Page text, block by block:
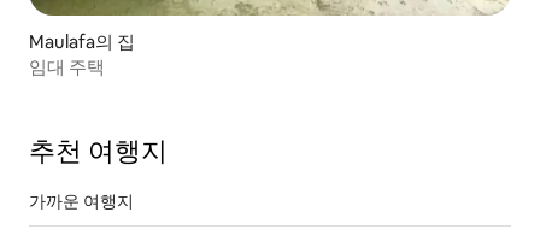
Maulafa의 집
임대 주택
추천 여행지
가까운 여행지